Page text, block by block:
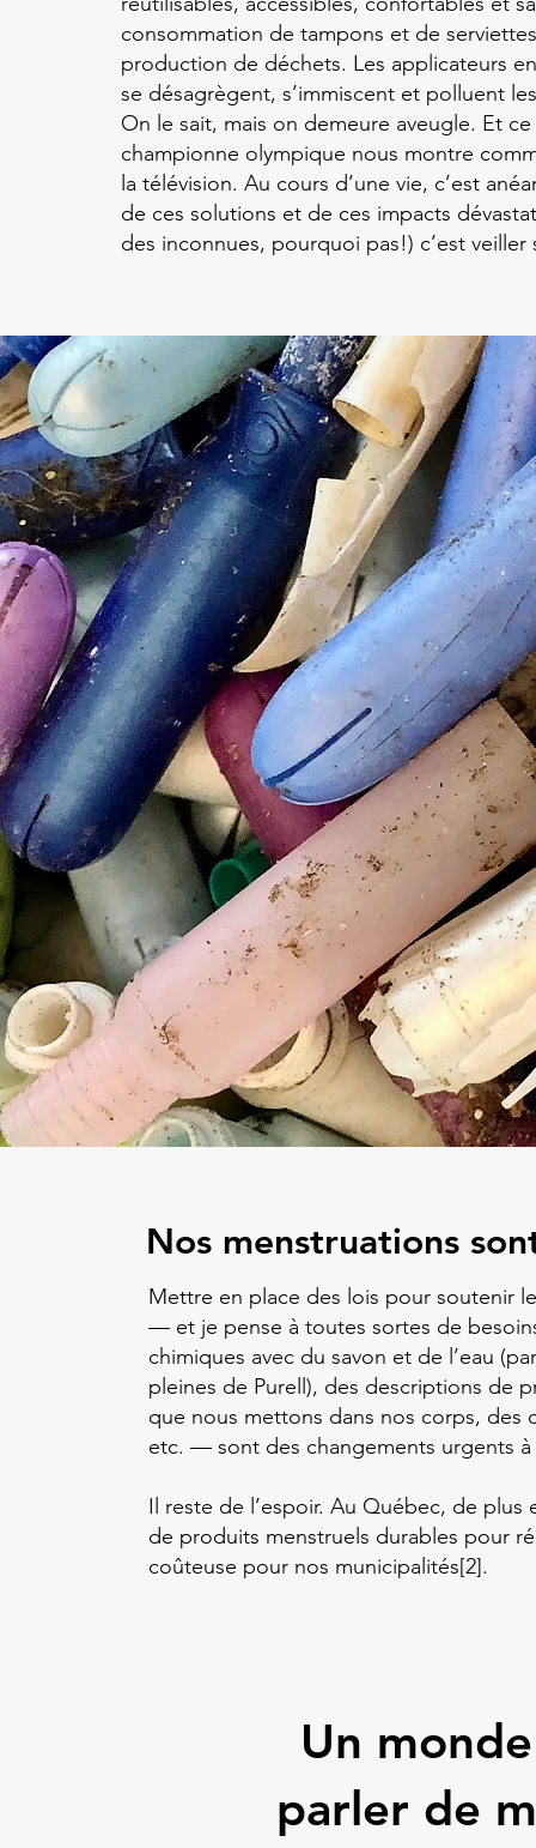
consommation de tampons et de
production de déchets. Les applicateurs
se désagrègent, s’immiscent et polluent
On le sait, mais on demeure aveugle. Et
championne olympique nous montre
la télévision. Au cours d’une vie, c’est
de ces solutions et de ces impacts
des inconnues, pourquoi pas!) c’est
Nos menstruations
Mettre en place des lois pour soutenir
— et je pense à toutes sortes de
chimiques avec du savon et de l’eau
pleines de Purell), des descriptions de
que nous mettons dans nos corps, des
etc. — sont des changements urgents
Il reste de l’espoir. Au Québec, de
de produits menstruels durables pour
coûteuse pour nos municipalités[2].
Un
parler de